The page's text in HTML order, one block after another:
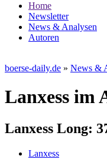
Home
Newsletter
News & Analysen
Autoren
boerse-daily.de » News &
Lanxess im
Lanxess Long:
Lanxess